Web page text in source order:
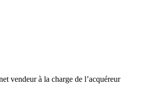
vendeur à la charge de l’acquéreur